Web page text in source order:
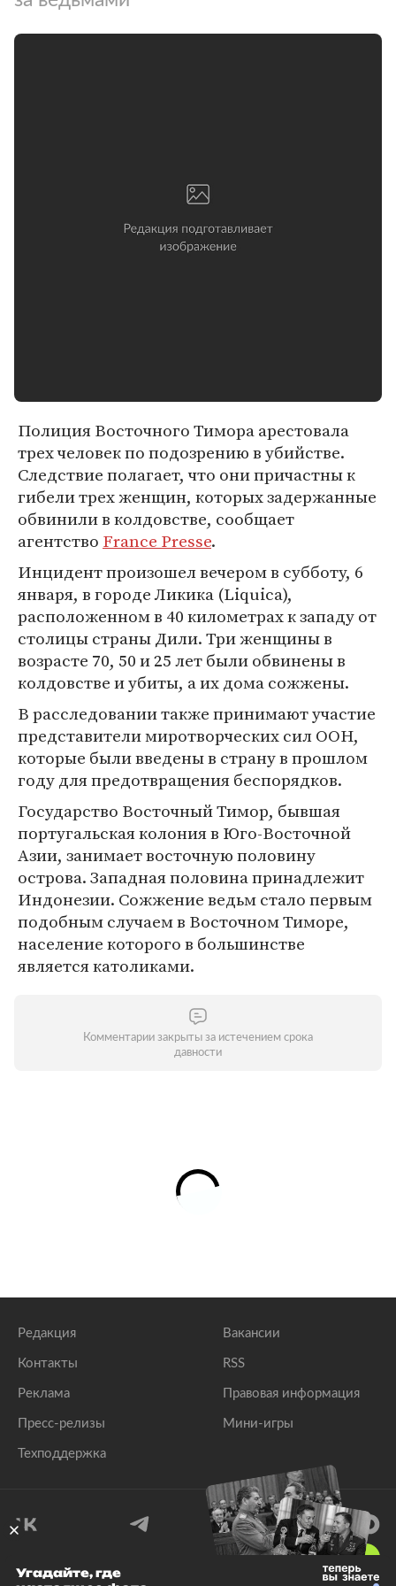
Полиция Восточного Тимора арестовала
трех человек по подозрению в убийстве.
Следствие полагает, что они причастны к
гибели трех женщин, которых задержанные
обвинили в колдовстве, сообщает
агентство France Presse.
Инцидент произошел вечером в субботу, 6
января, в городе Ликика (Liquica),
расположенном в 40 километрах к западу от
столицы страны Дили. Три женщины в
возрасте 70, 50 и 25 лет были обвинены в
колдовстве и убиты, а их дома сожжены.
В расследовании также принимают участие
представители миротворческих сил ООН,
которые были введены в страну в прошлом
году для предотвращения беспорядков.
Государство Восточный Тимор, бывшая
португальская колония в Юго-Восточной
Азии, занимает восточную половину
острова. Западная половина принадлежит
Индонезии. Сожжение ведьм стало первым
подобным случаем в Восточном Тиморе,
население которого в большинстве
является католиками.
Комментарии закрыты за истечением срока
давности
Редакция
Контакты
Реклама
Пресс-релизы
Техподдержка
Вакансии
RSS
Правовая информация
Мини-игры
Угадайте, где